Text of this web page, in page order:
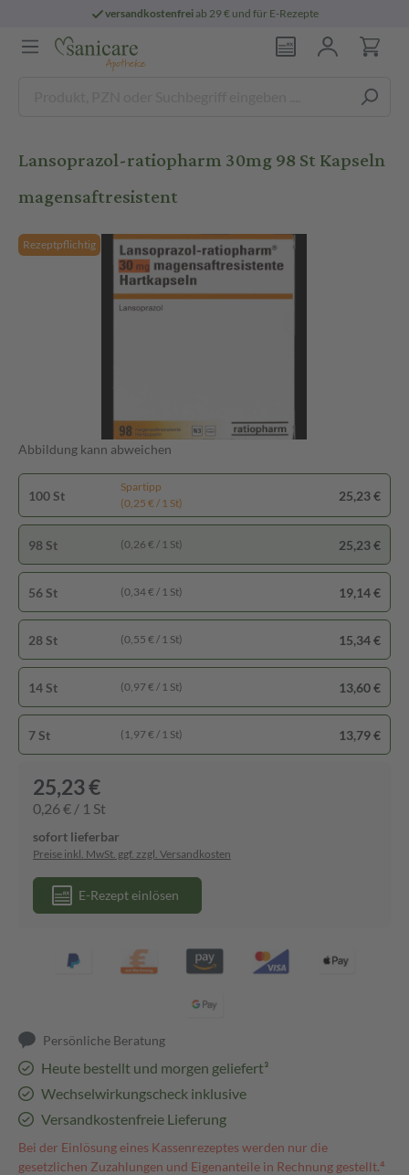
versandkostenfreiab 29 € und für E-Rezepte
Lansoprazol-ratiopharm 30mg 98 St Kapseln
magensaftresistent
Rezeptpflichtig
Abbildung kann abweichen
100 St
Spartipp
(0,25 € / 1 St)
25,23 €
98 St (0,26 € / 1 St) 25,23 €
56 St (0,34 € / 1 St) 19,14 €
28 St (0,55 € / 1 St) 15,34 €
14 St (0,97 € / 1 St) 13,60 €
7 St (1,97 € / 1 St) 13,79 €
25,23 €
0,26 € / 1 St
sofort lieferbar
Preise inkl. MwSt. ggf. zzgl. Versandkosten
E-Rezept einlösen
Persönliche Beratung
Heute bestellt und morgen geliefert³
Wechselwirkungscheck inklusive
Versandkostenfreie Lieferung
Bei der Einlösung eines Kassenrezeptes werden nur die
gesetzlichen Zuzahlungen und Eigenanteile in Rechnung gestellt.⁴